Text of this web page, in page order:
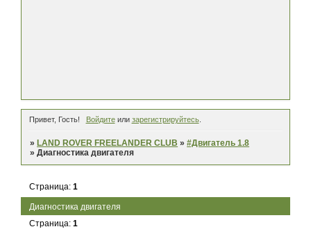
Привет, Гость! Войдитеили зарегистрируйтесь.
» LAND ROVER FREELANDER CLUB »#Двигатель 1.8
»Диагностика двигателя
Диагностика двигателя
Страница:1
Страница:1